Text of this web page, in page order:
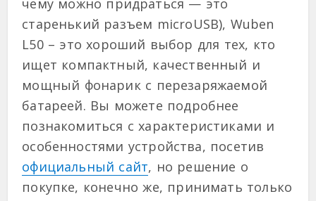
чему можно придраться — это
старенький разъем microUSB), Wuben
L50 – это хороший выбор для тех, кто
ищет компактный, качественный и
мощный фонарик с перезаряжаемой
батареей. Вы можете подробнее
познакомиться с характеристиками и
особенностями устройства, посетив
официальный сайт, но решение о
покупке, конечно же, принимать только